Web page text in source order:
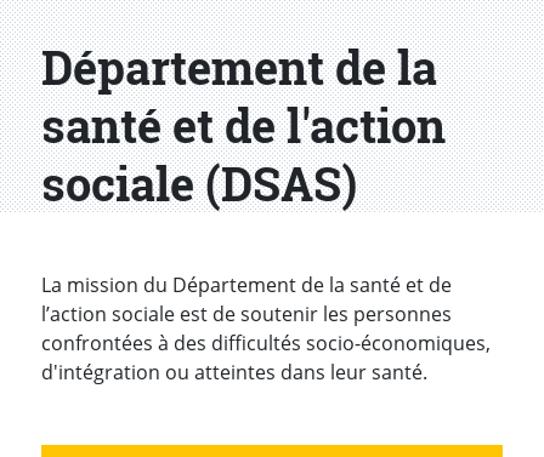
Département de la
santé et de l'action
sociale (DSAS)
La mission du Département de la santé et de
l’action sociale est de soutenir les personnes
confrontées à des difficultés socio-économiques,
d'intégration ou atteintes dans leur santé.